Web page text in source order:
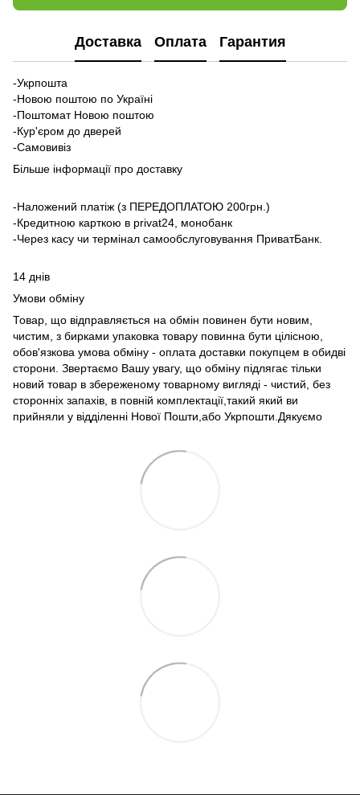
Доставка Оплата Гарантия
-Укрпошта
-Новою поштою по Україні
-Поштомат Новою поштою
-Кур'єром до дверей
-Самовивіз
Більше інформації про доставку
-Наложений платіж (з ПЕРЕДОПЛАТОЮ 200грн.)
-Кредитною карткою в privat24, монобанк
-Через касу чи термінал самообслуговування ПриватБанк.
14 днів
Умови обміну
Товар, що відправляється на обмін повинен бути новим,
чистим, з бирками упаковка товару повинна бути цілісною,
обов'язкова умова обміну - оплата доставки покупцем в обидві
сторони. Звертаємо Вашу увагу, що обміну підлягає тільки
новий товар в збереженому товарному вигляді - чистий, без
сторонніх запахів, в повній комплектації,такий який ви
прийняли у відділенні Нової Пошти,або Укрпошти.Дякуємо